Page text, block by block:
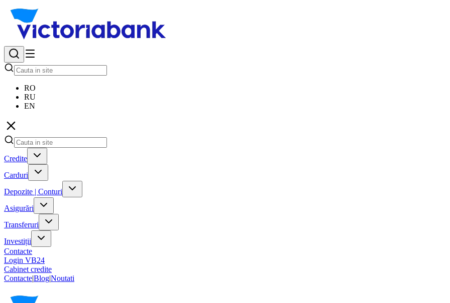
RO
RU
EN
Credite
Carduri
Depozite | Conturi
Asigurări
Transferuri
Investiții
Contacte
Login VB24
Cabinet credite
Contacte|Blog|Noutati